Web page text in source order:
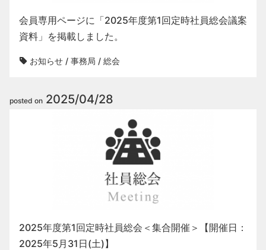
会員専用ページに「2025年度第1回定時社員総会議案
資料」を掲載しました。
お知らせ / 事務局 / 総会
posted on 2025/04/28
2025年度第1回定時社員総会＜集合開催＞【開催日：
2025年5月31日(土)】